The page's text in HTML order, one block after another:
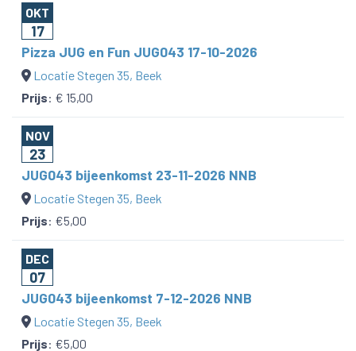
OKT
17
Pizza JUG en Fun JUG043 17-10-2026
Locatie Stegen 35, Beek
Prijs: € 15,00
NOV
23
JUG043 bijeenkomst 23-11-2026 NNB
Locatie Stegen 35, Beek
Prijs: €5,00
DEC
07
JUG043 bijeenkomst 7-12-2026 NNB
Locatie Stegen 35, Beek
Prijs: €5,00